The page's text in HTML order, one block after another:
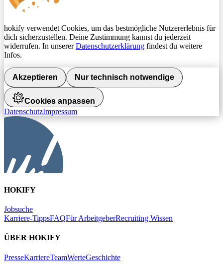
hokify verwendet Cookies, um das bestmögliche Nutzererlebnis für
dich sicherzustellen. Deine Zustimmung kannst du jederzeit
widerrufen. In unsererDatenschutzerklärung findest du weitere
Infos.
Akzeptieren Nur technisch notwendige
Cookies anpassen
DatenschutzImpressum
HOKIFY
Jobsuche
Karriere-TippsFAQFür ArbeitgeberRecruiting Wissen
ÜBER HOKIFY
PresseKarriereTeamWerteGeschichte